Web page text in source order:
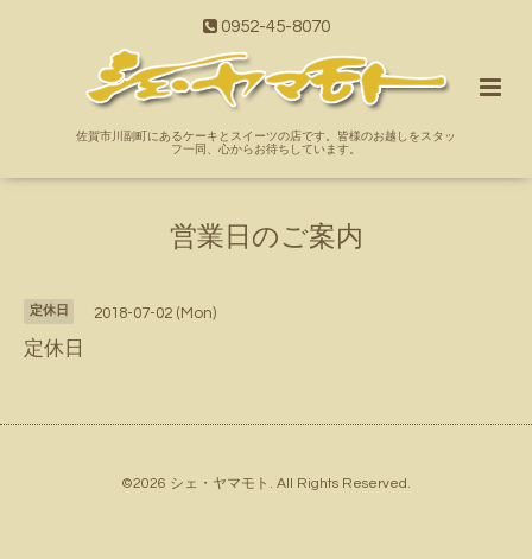
0952-45-8070
佐賀市川副町にあるケーキとスイーツの店です。皆様のお越しをスタッ
フ一同、心からお待ちしています。
営業日のご案内
定休日 2018-07-02 (Mon)
定休日
©2026 シェ・ヤマモト . All Rights Reserved.